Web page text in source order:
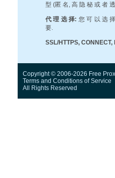
型 (匿 名, 高 隐 秘 或 者
代 理 选 择: 您 可 以 选
要.
SSL/HTTPS, CONNECT,
Copyright © 2006-2026 Free
Terms and Conditions of Service
All Rights Reserved